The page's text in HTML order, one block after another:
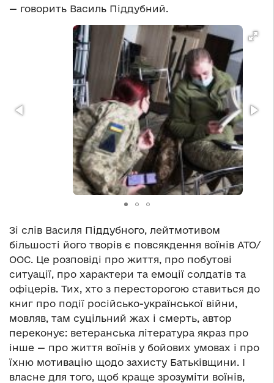
— говорить Василь Піддубний.
Зі слів Василя Піддубного, лейтмотивом
більшості його творів є повсякдення воїнів АТО/
ООС. Це розповіді про життя, про побутові
ситуації, про характери та емоції солдатів та
офіцерів. Тих, хто з пересторогою ставиться до
книг про події російсько-української війни,
мовляв, там суцільний жах і смерть, автор
переконує: ветеранська література якраз про
інше — про життя воїнів у бойових умовах і про
їхню мотивацію щодо захисту Батьківщини. І
власне для того, щоб краще зрозуміти воїнів,